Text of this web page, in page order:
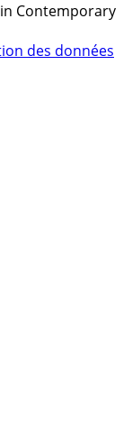
in Contemporary
des données